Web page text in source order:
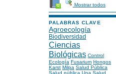
Mostrar todos
PALABRAS CLAVE
Agroecología
Biodiversidad
Ciencias
Biológicas Control
Ecología Fusarium Hongos
Karst Milpa Salud Pública
Salud pública Una Salud